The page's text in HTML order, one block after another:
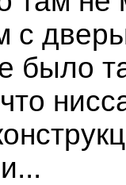
с
было